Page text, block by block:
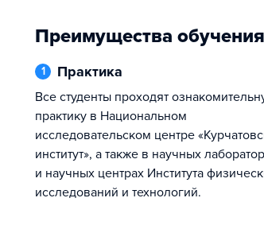
Преимущества обучения
1 Практика
Все студенты проходят ознакомительную
практику в Национальном
исследовательском центре
институт», а также в научных
и научных центрах Института
исследований и технологий.